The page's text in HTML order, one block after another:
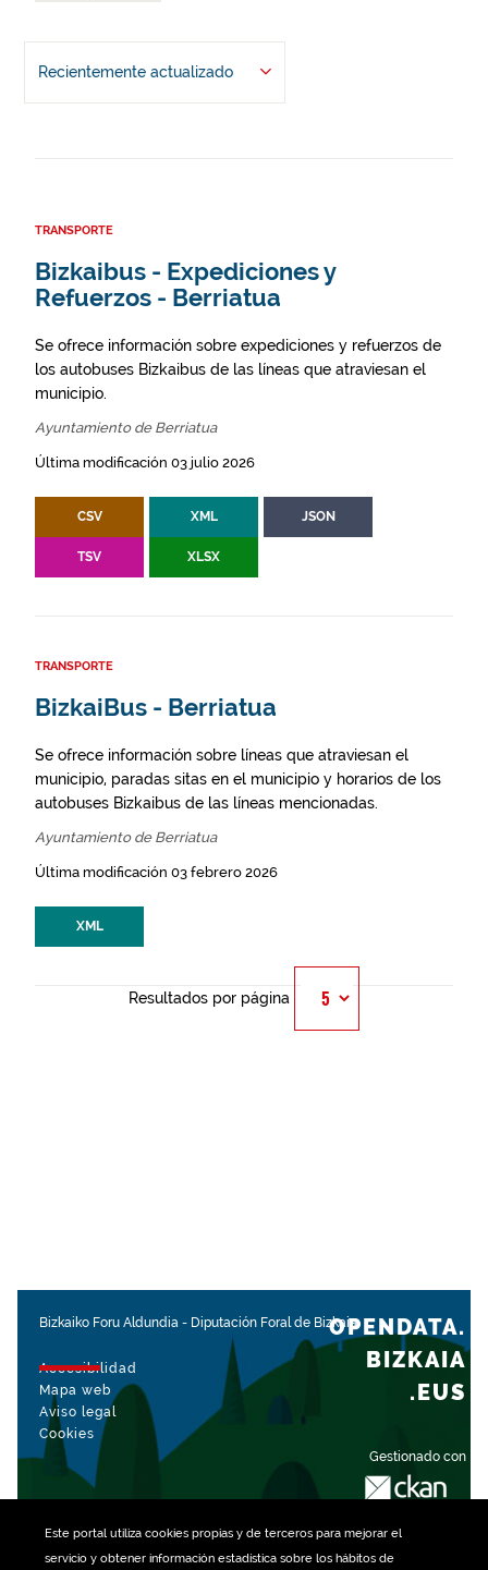
Este portal utiliza cookiespropias y de terceros para mejorar el
servicio y obtener información estadística sobre los hábitos de
Recientemente actualizado
TRANSPORTE
Bizkaibus - Expediciones y
Refuerzos - Berriatua
Se ofrece información sobre expediciones y refuerzos de
los autobuses Bizkaibus de las líneas que atraviesan el
municipio.
Ayuntamiento de Berriatua
Última modificación 03 julio 2026
CSV XML JSON
TSV XLSX
TRANSPORTE
BizkaiBus - Berriatua
Se ofrece información sobre líneas que atraviesan el
municipio, paradas sitas en el municipio y horarios de los
autobuses Bizkaibus de las líneas mencionadas.
Ayuntamiento de Berriatua
Última modificación 03 febrero 2026
XML
Resultados por página
Bizkaiko Foru Aldundia - Diputación Foral de Bizkaia
Accesibilidad
Mapa web
Aviso legal
Cookies
Gestionado con
OPENDATA.
BIZKAIA
.EUS